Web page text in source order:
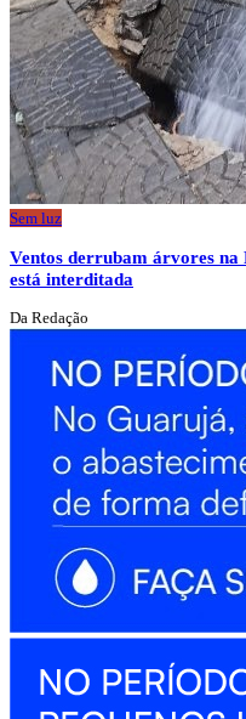
Sem luz
Ventos derrubam árvores na
está interditada
Da Redação